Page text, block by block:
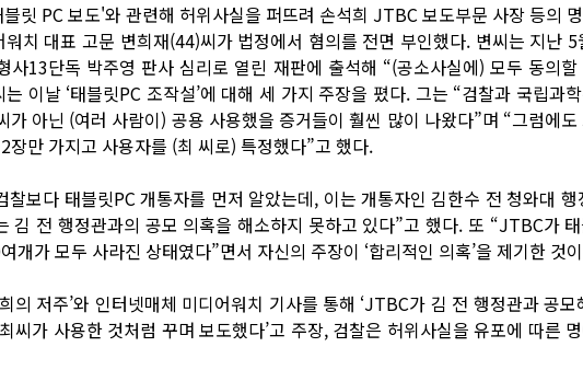
릿 PC 보도'와 관련해 허위사실을 퍼뜨려 손석희 JTBC 보도부문 사장 등의
치 대표 고문 변희재(44)씨가 법정에서 혐의를 전면 부인했다. 변씨는 지난 5
사13단독 박주영 판사 심리로 열린 재판에 출석해 “(공소사실에) 모두 동의
이날 ‘태블릿PC 조작설’에 대해 세 가지 주장을 폈다. 그는 “검찰과 국립과
가 아닌 (여러 사람이) 공용 사용했을 증거들이 훨씬 많이 나왔다”며 “그럼에
장만 가지고 사용자를 (최 씨로) 특정했다”고 했다.
보다 태블릿PC 개통자를 먼저 알았는데, 이는 개통자인 김한수 전 청와대
김 전 행정관과의 공모 의혹을 해소하지 못하고 있다”고 했다. 또 “JTBC가
개가 모두 사라진 상태였다”면서 자신의 주장이 ‘합리적인 의혹’을 제기한 것
의 저주’와 인터넷매체 미디어워치 기사를 통해 ‘JTBC가 김 전 행정관과 공
씨가 사용한 것처럼 꾸며 보도했다’고 주장, 검찰은 허위사실을 유포에 따른